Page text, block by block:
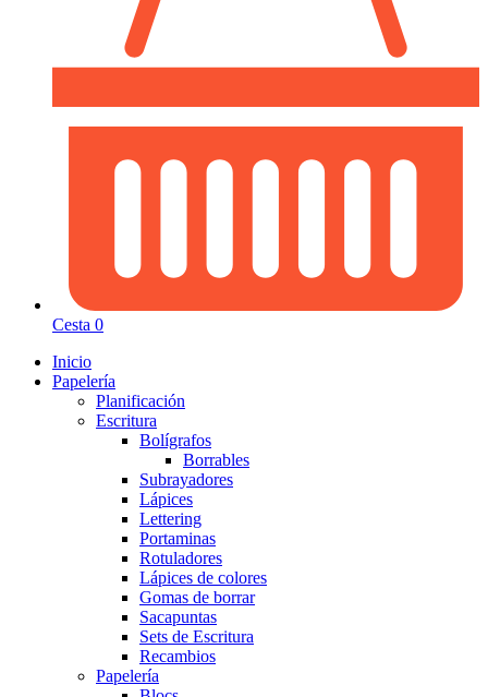
Cesta 0
Inicio
Papelería
Planificación
Escritura
Bolígrafos
Borrables
Subrayadores
Lápices
Lettering
Portaminas
Rotuladores
Lápices de colores
Gomas de borrar
Sacapuntas
Sets de Escritura
Recambios
Papelería